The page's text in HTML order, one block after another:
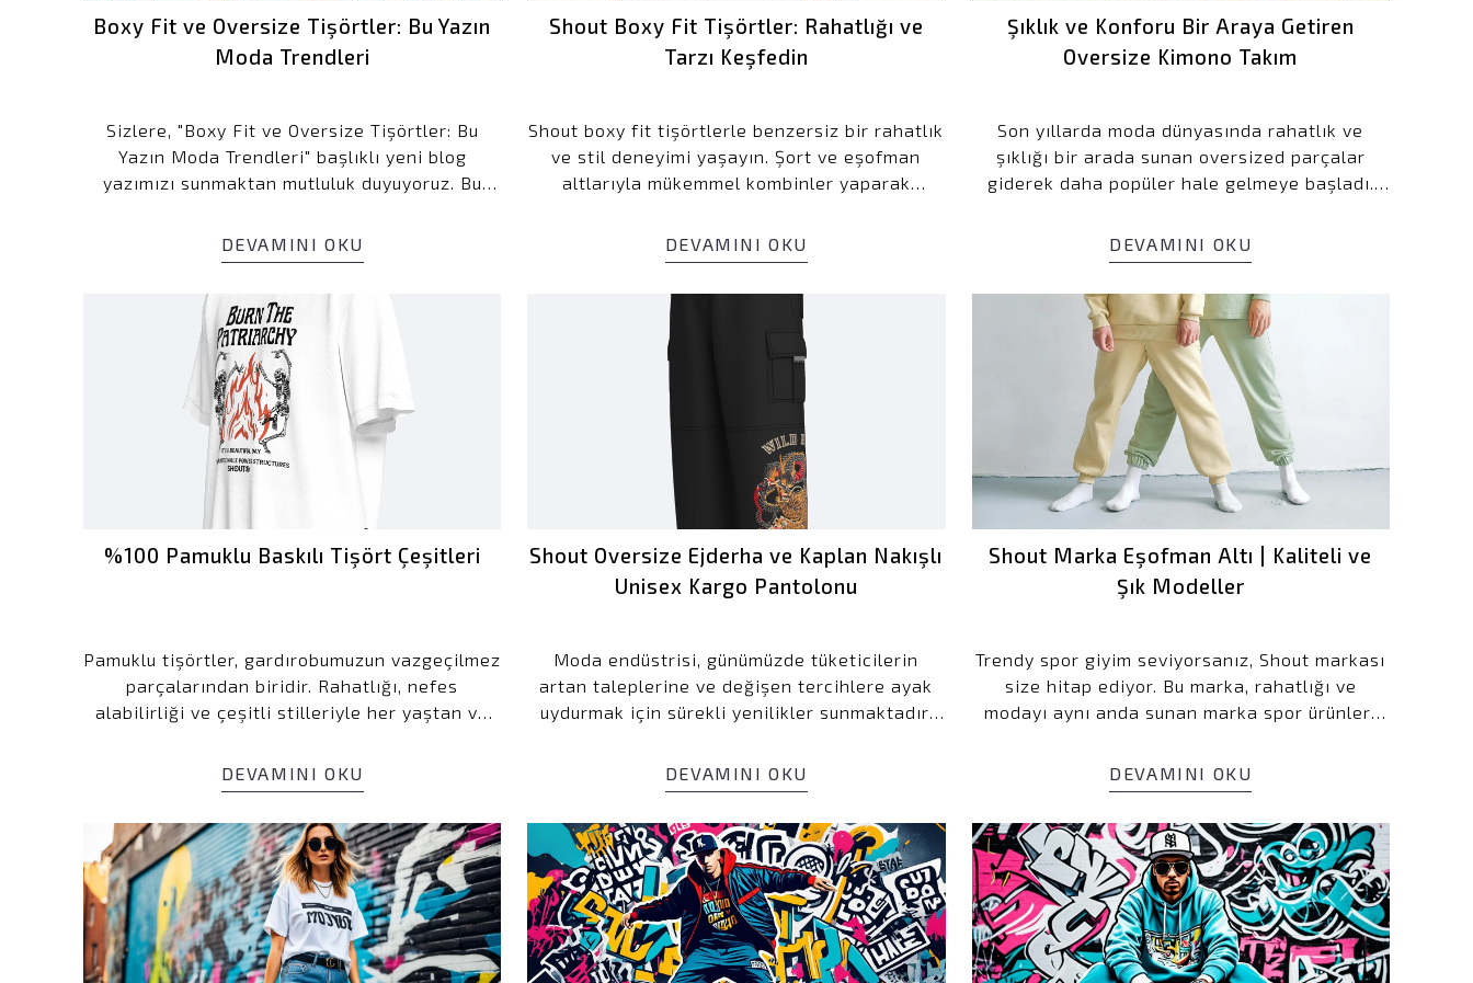
Boxy Fit ve Oversize Tişörtler: Bu Yazın
Moda Trendleri
Sizlere, "Boxy Fit ve Oversize Tişörtler: Bu
Yazın Moda Trendleri" başlıklı yeni blog
yazımızı sunmaktan mutluluk duyuyoruz. Bu
dünyasındaki yeri, kombin önerileri ve bu
tarzların neden popüler olduğunu detaylı bir
ürünlerimiz ve ücretsiz iade imkanlarımız
hakkında bilgi verdik.
DEVAMINI OKU
Shout Boxy Fit Tişörtler: Rahatlığı ve
Tarzı Keşfedin
Shout boxy fit tişörtlerle benzersiz bir rahatlık
ve stil deneyimi yaşayın. Şort ve eşofman
altlarıyla mükemmel kombinler yaparak
DEVAMINI OKU
Şıklık ve Konforu Bir Araya Getiren
Oversize Kimono Takım
Son yıllarda moda dünyasında rahatlık ve
şıklığı bir arada sunan oversized parçalar
giderek daha popüler hale gelmeye başladı.
hem de özel davetlerde rahatlık ve şıklık
arayanların vazgeçilmez parçaları arasında
öne çıkan bir marka olan Shout'un %100 viskon
oversize kimono takımını inceleyeceğiz.
DEVAMINI OKU
%100 Pamuklu Baskılı Tişört Çeşitleri
Pamuklu tişörtler, gardırobumuzun vazgeçilmez
parçalarından biridir. Rahatlığı, nefes
alabilirliği ve çeşitli stilleriyle her yaştan ve
baskılı tişörtler, kendinizi ifade etmenize ve
kişisel stilinizi yansıtmanıza olanak tanır. Bu
çeşidini, stilleri, tasarımları ve kişiliğinizi
yansıtan seçenekleri ele alacağız.
DEVAMINI OKU
Shout Oversize Ejderha ve Kaplan Nakışlı
Unisex Kargo Pantolonu
Moda endüstrisi, günümüzde tüketicilerin
artan taleplerine ve değişen tercihlere ayak
uydurmak için sürekli yenilikler sunmaktadır.
dragon vs tiger embroidery kargo pantolonu,
trendleri yakından takip eden ve kendine özgü
çıkıyor.
DEVAMINI OKU
Shout Marka Eşofman Altı | Kaliteli ve
Şık Modeller
Trendy spor giyim seviyorsanız, Shout markası
size hitap ediyor. Bu marka, rahatlığı ve
modayı aynı anda sunan marka spor ürünleri
için jogger pantolonlar üreten Shout, modayı
takip edenlerin tercihi.
DEVAMINI OKU